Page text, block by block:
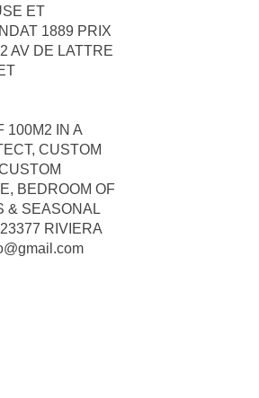
ET
1889 PRIX
AV DE LATTRE
100M2 IN A
CUSTOM
BEDROOM OF
& SEASONAL
RIVIERA